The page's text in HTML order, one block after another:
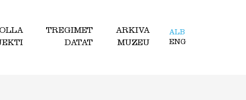
TREGIMET
ARKIVA
DATAT MUZEU
ALB
ENG